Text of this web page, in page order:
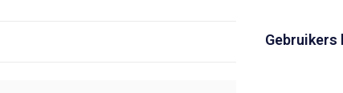
Gebruikers